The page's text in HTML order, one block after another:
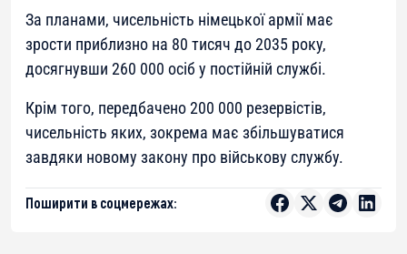
За планами, чисельність німецької армії має
зрости приблизно на 80 тисяч до 2035 року,
досягнувши 260 000 осіб у постійній службі.
Крім того, передбачено 200 000 резервістів,
чисельність яких, зокрема має збільшуватися
завдяки новому закону про військову службу.
Поширити в соцмережах: